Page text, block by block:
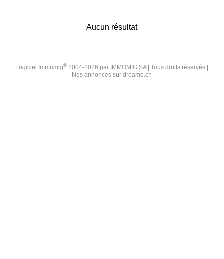
Aucun résultat
Logiciel Immomig® 2004-2026 par IMMOMIG SA | Tous droits réservés |
Nos annonces sur dreamo.ch